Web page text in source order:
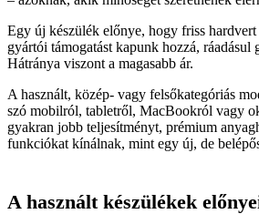
Egy új készülék előnye, hogy friss hardvert
gyártói támogatást kapunk hozzá, ráadásul
Hátránya viszont a magasabb ár.
A használt, közép- vagy felsőkategóriás
szó mobilról, tabletről, MacBookról vagy
gyakran jobb teljesítményt, prémium
funkciókat kínálnak, mint egy új, de
A használt készülékek